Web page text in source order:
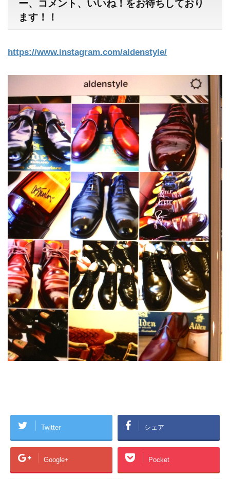
ー、コメント、いいね！をお待ちしており
ます！！
https://www.instagram.com/aldenstyle/
Twitter シェア
Google+ Pocket